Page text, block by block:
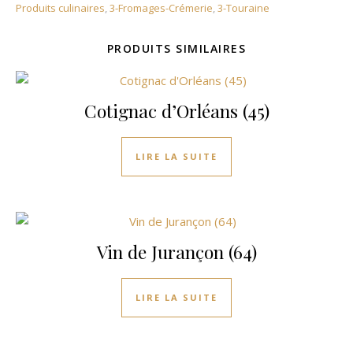
Produits culinaires,3-Fromages-Crémerie,3-Touraine
PRODUITS SIMILAIRES
Cotignac d’Orléans (45)
LIRE LA SUITE
Vin de Jurançon (64)
LIRE LA SUITE